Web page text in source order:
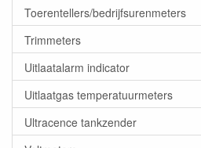
Toerentellers/bedrijfsurenmeters
Trimmeters
Uitlaatalarm indicator
Uitlaatgas temperatuurmeters
Ultracence tankzender